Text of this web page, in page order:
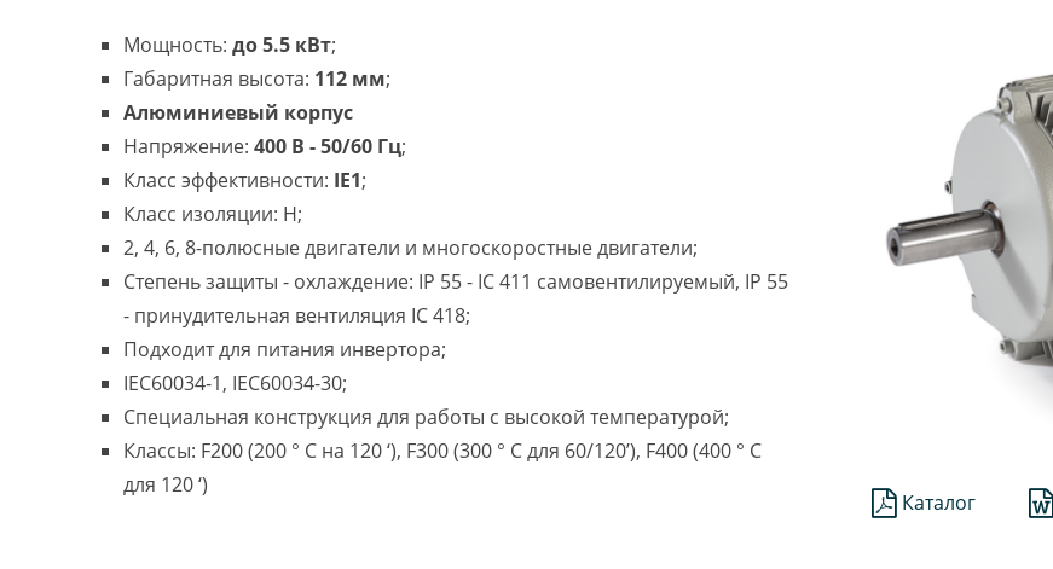
Мощность: до 5.5 кВт;
Габаритная высота: 112 мм;
Алюминиевый корпус
Напряжение: 400 В - 50/60 Гц;
Класс эффективности: IE1;
Класс изоляции: H;
2, 4, 6, 8-полюсные двигатели и многоскоростные двигатели;
Степень защиты - охлаждение: IP 55 - IC 411 самовентилируемый, IP 55
- принудительная вентиляция IC 418;
Подходит для питания инвертора;
IEC60034-1, IEC60034-30;
Специальная конструкция для работы с высокой температурой;
Классы: F200 (200 ° C на 120 ‘), F300 (300 ° C для 60/120’), F400 (400 ° C
для 120 ‘)
Каталог